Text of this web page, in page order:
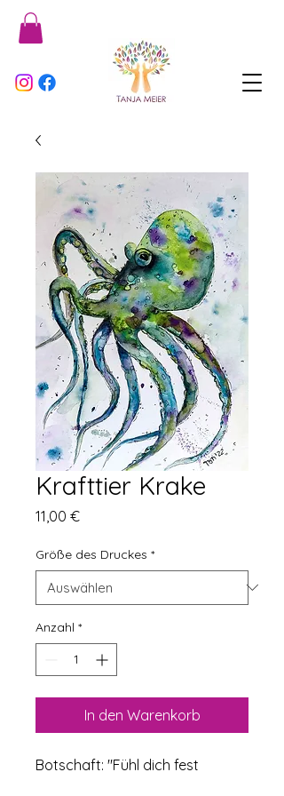
Krafttier Krake
11,00 €Preis
Größe des Druckes *
Anzahl *
In den Warenkorb
Botschaft: "Fühl dich fest